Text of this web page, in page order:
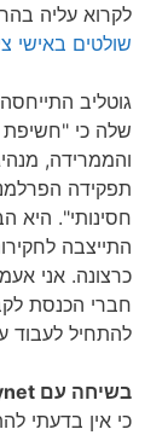
לקרוא עליה
שולטים באישי
שלה כי
והממרידה,
תפקידה
חסינותי". היא
התייצבה
כרצונה. אני
חברי הכנסת
להתחיל לעבוד
בשיחה עם ynet, הוסיפה אז גוטליב:
כי אין בדעתי